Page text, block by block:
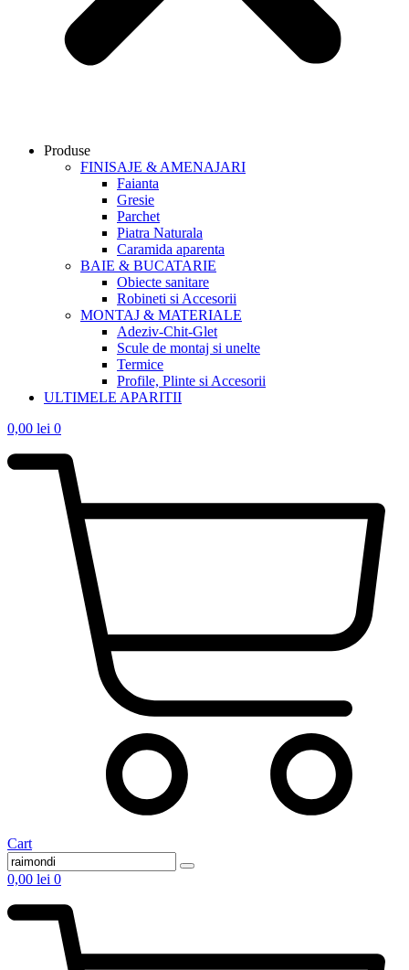
Produse
FINISAJE & AMENAJARI
Faianta
Gresie
Parchet
Piatra Naturala
Caramida aparenta
BAIE & BUCATARIE
Obiecte sanitare
Robineti si Accesorii
MONTAJ & MATERIALE
Adeziv-Chit-Glet
Scule de montaj si unelte
Termice
Profile, Plinte si Accesorii
ULTIMELE APARITII
0,00 lei 0
Cart
0,00 lei 0